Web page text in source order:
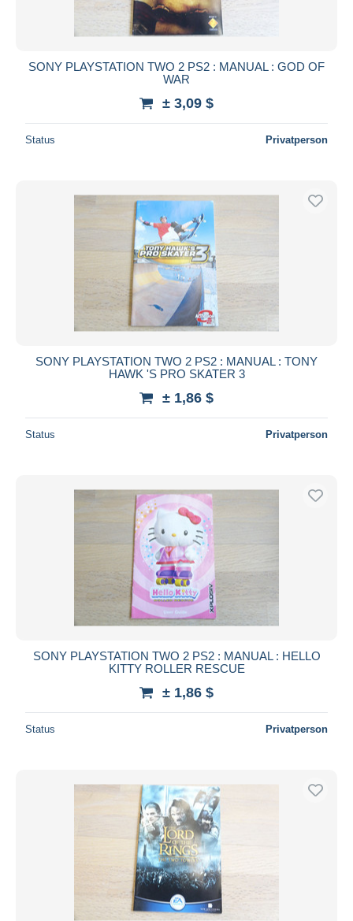
SONY PLAYSTATION TWO 2 PS2 : MANUAL : GOD OF
WAR
± 3,09 $
Status Privatperson
SONY PLAYSTATION TWO 2 PS2 : MANUAL : TONY
HAWK 'S PRO SKATER 3
± 1,86 $
Status Privatperson
SONY PLAYSTATION TWO 2 PS2 : MANUAL : HELLO
KITTY ROLLER RESCUE
± 1,86 $
Status Privatperson